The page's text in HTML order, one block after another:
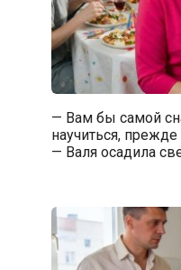
— Вам бы самой
научиться,
— Валя осадила